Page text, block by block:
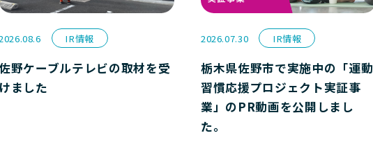
IR情報
野ケーブルテレビの取材を受
けました
2026.07.30 IR情報
栃木県佐野市で実施中の「運動
習慣応援プロジェクト実証事
業」のPR動画を公開しまし
た。